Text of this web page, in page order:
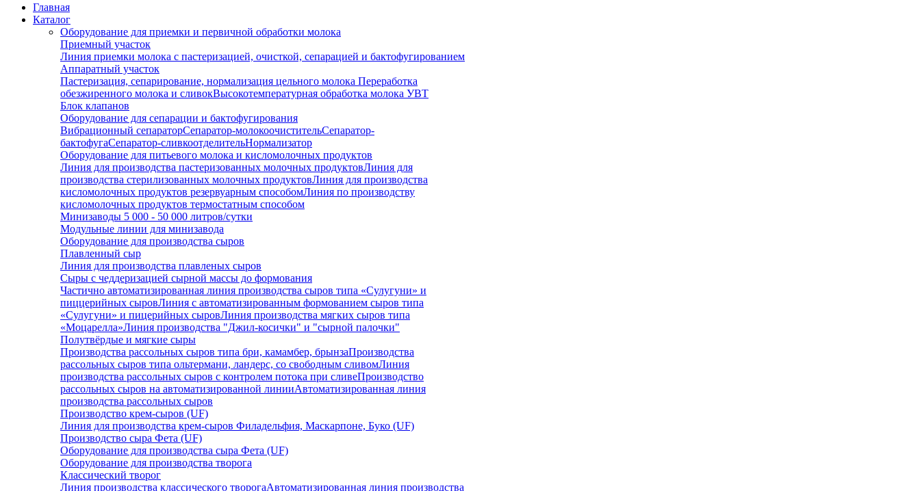
Главная
Каталог
Оборудование для приемки и первичной обработки молока
Приемный участок
Линия приемки молока с пастеризацией, очисткой, сепарацией и бактофугированием
Аппаратный участок
Пастеризация, сепарирование, нормализация цельного молока Переработка
обезжиренного молока и сливокВысокотемпературная обработка молока УВТ
Блок клапанов
Оборудование для сепарации и бактофугирования
Вибрационный сепараторСепаратор-молокоочистительСепаратор-
бактофугаСепаратор-сливкоотделительНормализатор
Оборудование для питьевого молока и кисломолочных продуктов
Линия для производства пастеризованных молочных продуктовЛиния для
производства стерилизованных молочных продуктовЛиния для производства
кисломолочных продуктов резервуарным способомЛиния по производству
кисломолочных продуктов термостатным способом
Минизаводы 5 000 - 50 000 литров/сутки
Модульные линии для минизавода
Оборудование для производства сыров
Плавленный сыр
Линия для производства плавленых сыров
Сыры с чеддеризацией сырной массы до формования
Частично автоматизированная линия производства сыров типа «Сулугуни» и
пиццерийных сыровЛиния с автоматизированным формованием сыров типа
«Сулугуни» и пицерийных сыровЛиния производства мягких сыров типа
«Моцарелла»Линия производства "Джил-косички" и "сырной палочки"
Полутвёрдые и мягкие сыры
Производства рассольных сыров типа бри, камамбер, брынзаПроизводства
рассольных сыров типа ольтермани, ландерс, со свободным сливомЛиния
производства рассольных сыров с контролем потока при сливеПроизводство
рассольных сыров на автоматизированной линииАвтоматизированная линия
производства рассольных сыров
Производство крем-сыров (UF)
Линия для производства крем-сыров Филадельфия, Маскарпоне, Буко (UF)
Производство сыра Фета (UF)
Оборудование для производства сыра Фета (UF)
Оборудование для производства творога
Классический творог
Линия производства классического творогаАвтоматизированная линия производства